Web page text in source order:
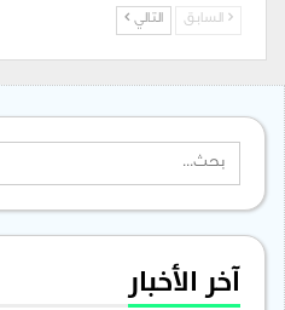
السابق التالي
آخر الأخبار